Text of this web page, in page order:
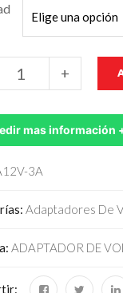
+
mas información
3A
Adaptadores De
ADAPTADOR DE